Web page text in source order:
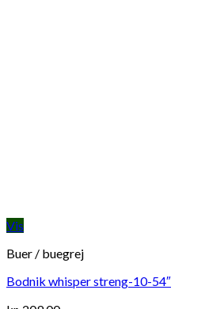
Vis
Buer / buegrej
Bodnik whisper streng-10-54″